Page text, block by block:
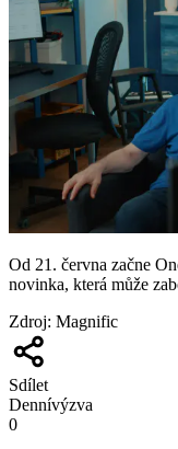
Od 21. června začne
novinka, která může
Zdroj: Magnific
Sdílet
Dennívýzva
0